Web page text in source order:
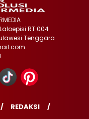
RT 004
Tenggara
REDAKSI